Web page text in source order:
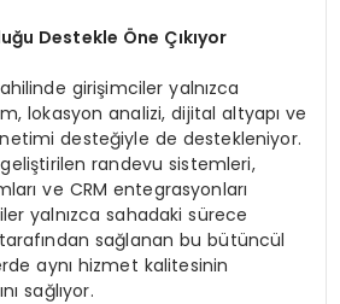
Destekle Öne Çıkıyor
girişimciler yalnızca
lokasyon analizi, dijital altyapı ve
desteğiyle de destekleniyor.
randevu sistemleri,
ve CRM entegrasyonları
yalnızca sahadaki sürece
sağlanan bu bütüncül
aynı hizmet kalitesinin
sağlıyor.